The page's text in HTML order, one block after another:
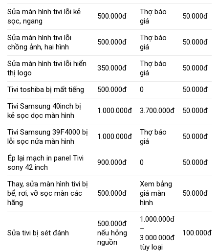
Sửa màn hình tivi lỗi kẻ
sọc, ngang
500.000đ
Thợ báo
giá
50.000đ
Sửa màn hình tivi lỗi
chồng ảnh, hai hình
500.000đ
Thợ báo
giá
50.000đ
Sửa màn hình tivi lỗi hiển
thị logo
350.000đ
Thợ báo
giá
50.000đ
Tivi toshiba bị mất tiếng 500.000đ 0
50.000đ
Tivi Samsung 40inch bị
kẻ sọc dọc màn hình
1.000.000đ 3.700.000đ 50.000đ
Tivi Samsung 39F4000 bị
lỗi sọc nửa màn hình
1.000.000đ
Thợ báo
giá
50.000đ
Ép lại mạch in panel Tivi
sony 42 inch
900.000đ 0 50.000đ
Thay, sửa màn hình tivi bị
bể, rơi, vỡ sọc màn các
hãng
500.000đ
Xem bảng
giá màn
hình
50.000đ
Sửa tivi bị sét đánh
500.000đ
nếu hỏng
nguồn
1.000.000đ
–
3.000.000đ
tùy loại
100.000đ